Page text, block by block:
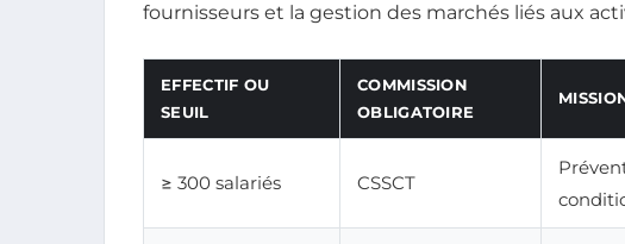
fournisseurs et la gestion des marchés liés aux
EFFECTIF OU
SEUIL
COMMISSION
OBLIGATOIRE
≥ 300 salariés CSSCT